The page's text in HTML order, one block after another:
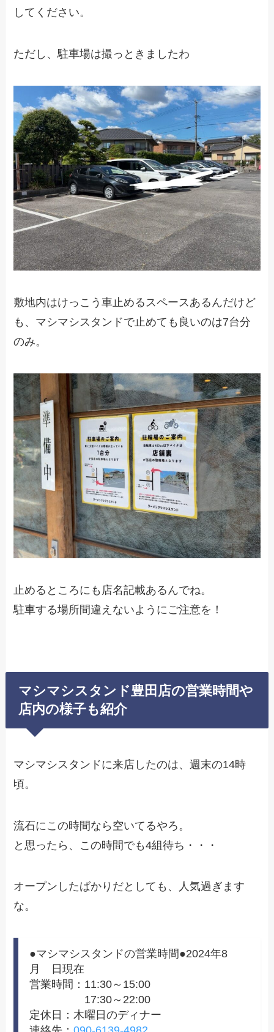
してください。
ただし、駐車場は撮っときましたわ
敷地内はけっこう車止めるスペースあるんだけど
も、マシマシスタンドで止めても良いのは7台分
のみ。
止めるところにも店名記載あるんでね。
駐車する場所間違えないようにご注意を！
マシマシスタンド豊田店の営業時間や
店内の様子も紹介
マシマシスタンドに来店したのは、週末の14時
頃。
流石にこの時間なら空いてるやろ。
と思ったら、この時間でも4組待ち・・・
オープンしたばかりだとしても、人気過ぎます
な。
●マシマシスタンドの営業時間●2024年8
月 日現在
営業時間：11:30～15:00
17:30～22:00
定休日：木曜日のディナー